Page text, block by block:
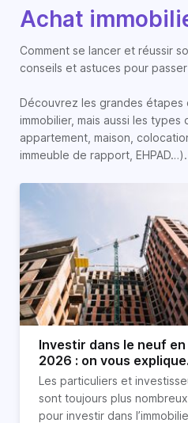
Achat
Comment se lancer et réussir
conseils et astuces pour passer
Découvrez les grandes étapes
immobilier, mais aussi les types
appartement, maison,
immeuble de rapport, EHPAD…).
Investir dans le neuf en
2026 : on vous explique
tout !
Les particuliers et
sont toujours plus nombreux
pour investir dans